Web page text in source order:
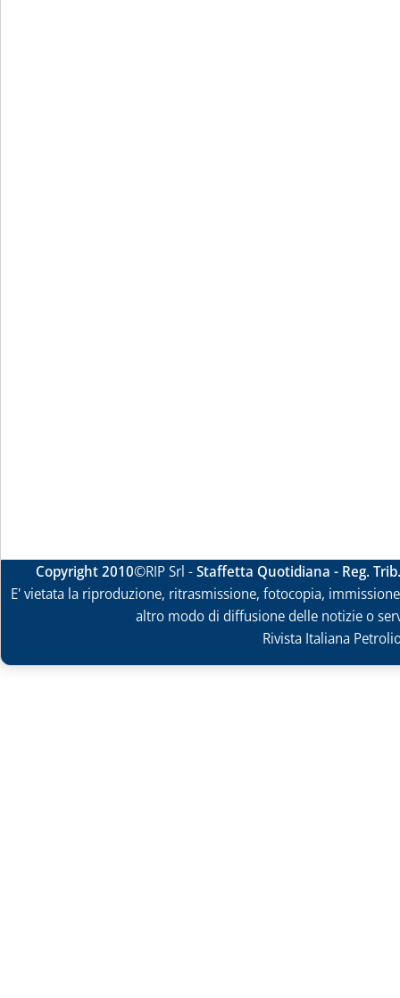
Copyright 2010©RIP Srl -Staffetta Quotidiana - Reg.
E' vietata la riproduzione, ritrasmissione, fotocopia,
altro modo di diffusione delle notizie o
Rivista Italiana